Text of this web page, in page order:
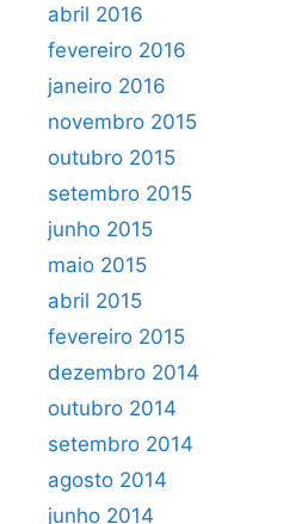
abril 2016
fevereiro 2016
janeiro 2016
novembro 2015
outubro 2015
setembro 2015
junho 2015
maio 2015
abril 2015
fevereiro 2015
dezembro 2014
outubro 2014
setembro 2014
agosto 2014
junho 2014